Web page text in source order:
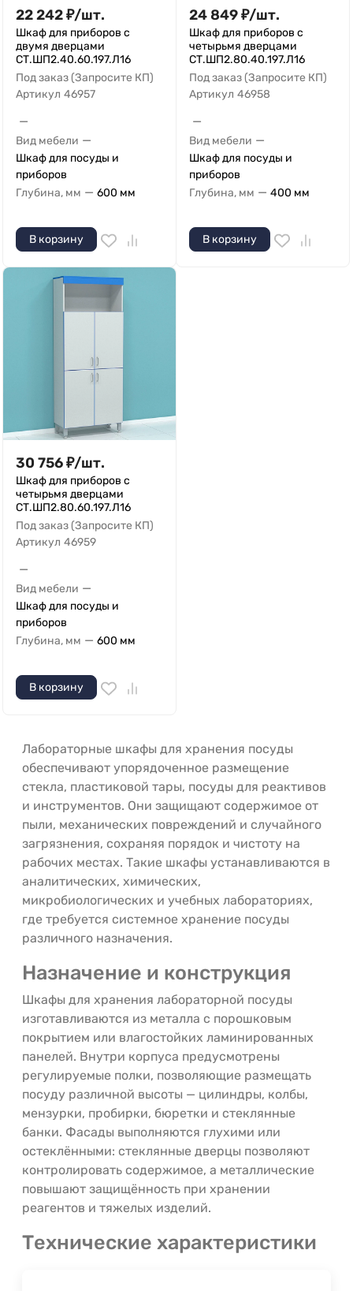
22 242₽/шт.
Шкаф для приборов с
двумя дверцами
СТ.ШП2.40.60.197.Л16
Под заказ (Запросите КП)
Артикул 46957
—
Вид мебели —
Шкаф для посуды и
приборов
Глубина, мм — 600 мм
В корзину
24 849₽/шт.
Шкаф для приборов с
четырьмя дверцами
СТ.ШП2.80.40.197.Л16
Под заказ (Запросите КП)
Артикул 46958
—
Вид мебели —
Шкаф для посуды и
приборов
Глубина, мм — 400 мм
В корзину
30 756₽/шт.
Шкаф для приборов с
четырьмя дверцами
СТ.ШП2.80.60.197.Л16
Под заказ (Запросите КП)
Артикул 46959
—
Вид мебели —
Шкаф для посуды и
приборов
Глубина, мм — 600 мм
В корзину
Лабораторные шкафы для хранения посуды
обеспечивают упорядоченное размещение
стекла, пластиковой тары, посуды для реактивов
и инструментов. Они защищают содержимое от
пыли, механических повреждений и случайного
загрязнения, сохраняя порядок и чистоту на
рабочих местах. Такие шкафы устанавливаются в
аналитических, химических,
микробиологических и учебных лабораториях,
где требуется системное хранение посуды
различного назначения.
Назначение и конструкция
Шкафы для хранения лабораторной посуды
изготавливаются из металла с порошковым
покрытием или влагостойких ламинированных
панелей. Внутри корпуса предусмотрены
регулируемые полки, позволяющие размещать
посуду различной высоты — цилиндры, колбы,
мензурки, пробирки, бюретки и стеклянные
банки. Фасады выполняются глухими или
остеклёнными: стеклянные дверцы позволяют
контролировать содержимое, а металлические
повышают защищённость при хранении
реагентов и тяжелых изделий.
Технические характеристики